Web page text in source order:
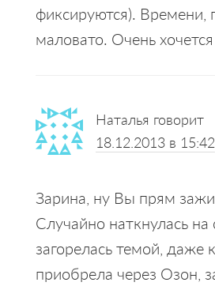
фиксируются). Времени,
маловато. Очень
Наталья говорит
18.12.2013 в 15:42
Зарина, ну Вы прям
Случайно наткнулась на
загорелась темой, даже
приобрела через Озон,